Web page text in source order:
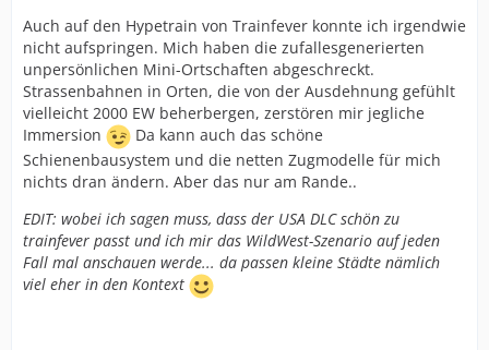
Auch auf den Hypetrain von Trainfever konnte ich irgendwie
nicht aufspringen. Mich haben die zufallesgenerierten
unpersönlichen Mini-Ortschaften abgeschreckt.
Strassenbahnen in Orten, die von der Ausdehnung gefühlt
vielleicht 2000 EW beherbergen, zerstören mir jegliche
Immersion
Da kann auch das schöne
Schienenbausystem und die netten Zugmodelle für mich
nichts dran ändern. Aber das nur am Rande..
EDIT: wobei ich sagen muss, dass der USA DLC schön zu
trainfever passt und ich mir das WildWest-Szenario auf jeden
Fall mal anschauen werde... da passen kleine Städte nämlich
viel eher in den Kontext